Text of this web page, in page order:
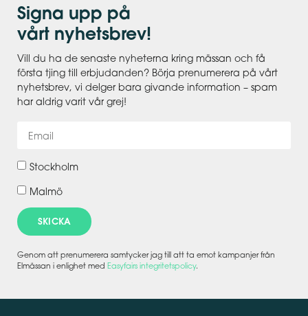
Signa upp på
vårt nyhetsbrev!
Vill du ha de senaste nyheterna kring mässan och få
första tjing till erbjudanden? Börja prenumerera på vårt
nyhetsbrev, vi delger bara givande information – spam
har aldrig varit vår grej!
Stockholm
Malmö
SKICKA
Genom att prenumerera samtycker jag till att ta emot kampanjer från
Elmässan i enlighet med Easyfairs integritetspolicy.